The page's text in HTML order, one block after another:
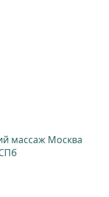
массаж Москва